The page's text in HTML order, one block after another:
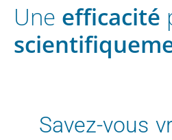
Une efficacité
Savez-vous